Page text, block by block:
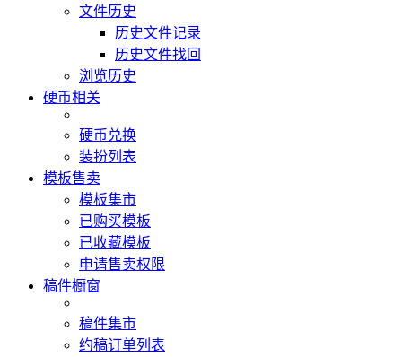
文件历史
历史文件记录
历史文件找回
浏览历史
硬币相关
硬币兑换
装扮列表
模板售卖
模板集市
已购买模板
已收藏模板
申请售卖权限
稿件橱窗
稿件集市
约稿订单列表